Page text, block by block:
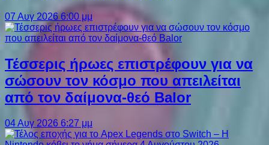
07 Αυγ 2026 6:00 μμ
Τέσσερις ήρωες επιστρέφουν για να
σώσουν τον κόσμο που απειλείται
από τον δαίμονα-θεό Balor
04 Αυγ 2026 6:27 μμ